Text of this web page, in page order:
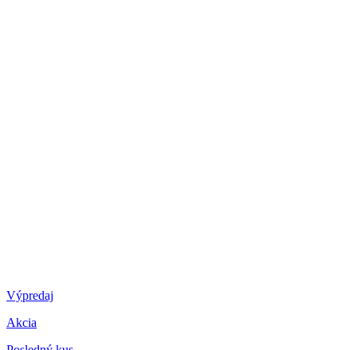
Výpredaj
Akcia